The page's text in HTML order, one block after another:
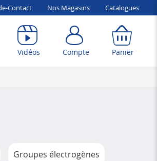
Contact Nos Magasins Catalogues
Vidéos Compte Panier
Groupes électrogènes
Panier